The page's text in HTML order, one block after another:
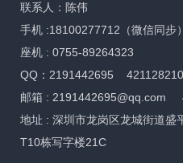
联系人：陈伟
手机 :18100277712（微信同步
座机 : 0755-89264323
QQ：2191442695 421128210
邮箱 : 2191442695@qq.com
地址 : 深圳市龙岗区龙城街道盛
T10栋写字楼21C